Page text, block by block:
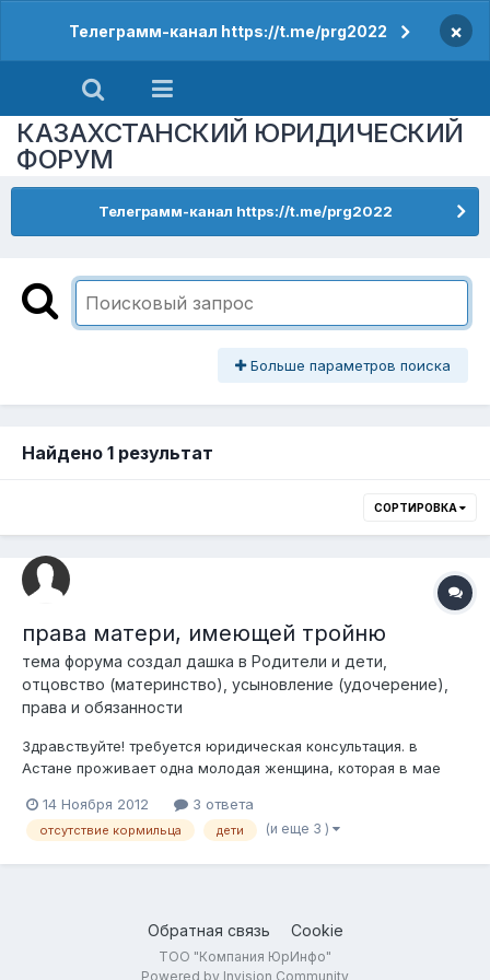
Телеграмм-канал https://t.me/prg2022 ×
КАЗАХСТАНСКИЙ ЮРИДИЧЕСКИЙ
ФОРУМ
Телеграмм-канал https://t.me/prg2022
Больше параметров поиска
Найдено 1 результат
СОРТИРОВКА
права матери, имеющей тройню
тема форума создал дашка в Родители и дети,
отцовство (материнство), усыновление (удочерение),
права и обязанности
Здравствуйте! требуется юридическая консультация. в
Астане проживает одна молодая женщина, которая в мае
девочка. 2011 год проходил в Казахстане под эгидой
материнства и детства. по указу женщине, родившей тройню
14 Ноября 2012 3 ответа
отсутствие кормильца дети (и еще 3 )
Обратная связь Cookie
ТОО "Компания ЮрИнфо"
Powered by Invision Community